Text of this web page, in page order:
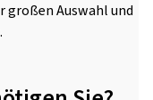
großen Auswahl und